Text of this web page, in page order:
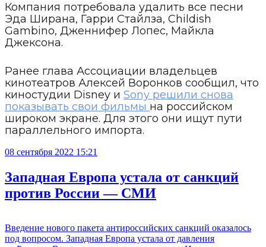
Компания потребовала удалить все песни
Эда Ширана, Гарри Стайлза, Childish
Gambino, Дженнифер Лопес, Майкла
Джексона.
Ранее глава Ассоциации владельцев
кинотеатров Алексей Воронков сообщил, что
киностудии Disney и Sony решили снова
показывать свои фильмы на российском
широком экране. Для этого они ищут пути
параллельного импорта.
08 сентября 2022 15:21
Западная Европа устала от санкций
против России — СМИ
Введение нового пакета антироссийских санкций оказалось
под вопросом. Западная Европа устала от давления